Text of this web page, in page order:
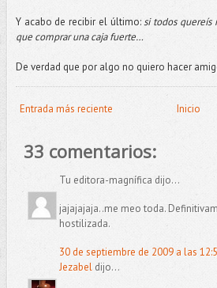
Y acabo de recibir el último:si todos quereís
que comprar una caja fuerte…
De verdad que por algo no quiero hacer
Entrada más reciente Inicio
33 comentarios:
Tu editora-magnífica dijo...
jajajajaja..me meo toda.
hostilizada.
30 de septiembre de 2009 a las
Jezabeldijo...